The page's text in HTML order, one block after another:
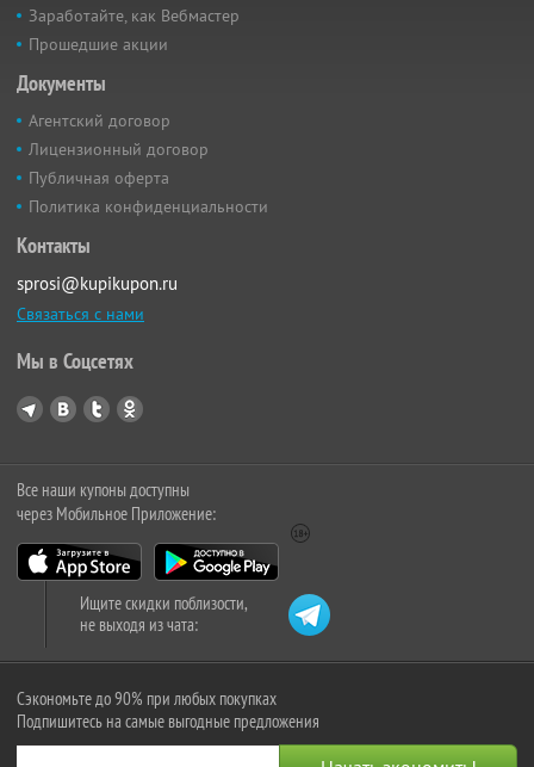
Заработайте, как Вебмастер
Прошедшие акции
Документы
Агентский договор
Лицензионный договор
Публичная оферта
Политика конфиденциальности
Контакты
sprosi@kupikupon.ru
Связаться с нами
Мы в Соцсетях
Все наши купоны доступны
через Мобильное Приложение:
Ищите скидки поблизости,
не выходя из чата:
Сэкономьте до 90% при любых покупках
Подпишитесь на самые выгодные предложения